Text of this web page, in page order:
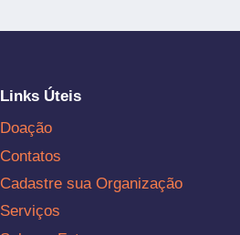
Links Úteis
Doação
Contatos
Cadastre sua Organização
Serviços